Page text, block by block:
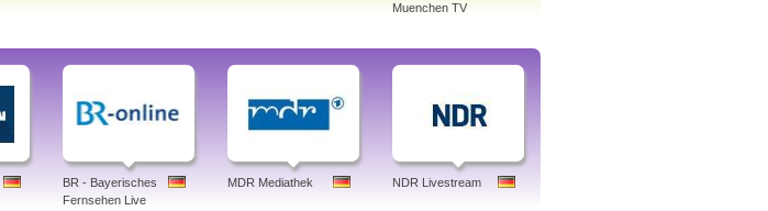
Muenchen TV
BR - Bayerisches
Fernsehen Live
MDR Mediathek NDR Livestream